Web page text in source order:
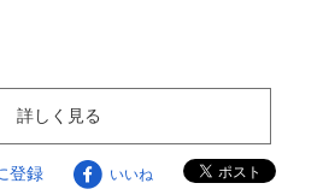
詳しく見る
登録 いいね